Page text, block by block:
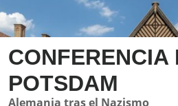
CONFERENCIA
POTSDAM
Alemania tras el Nazismo